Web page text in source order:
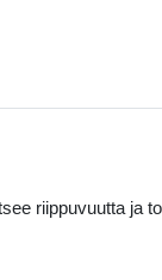
riippuvuutta ja